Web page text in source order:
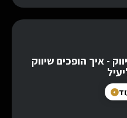
- איך הופכים שיווק